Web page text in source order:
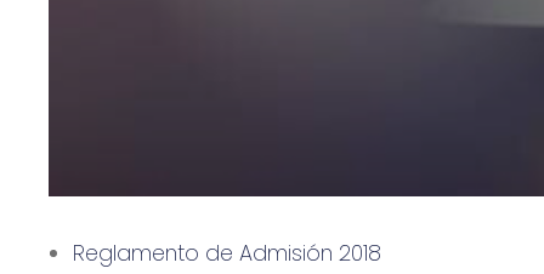
Reglamento de Admisión 2018